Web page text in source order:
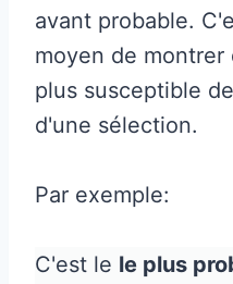
avant probable.
moyen de
plus susceptible
d'une sélection.
Par exemple:
C'est le le plus